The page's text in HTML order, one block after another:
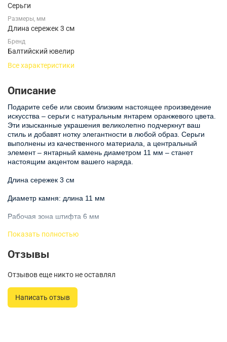
Серьги
Размеры, мм
Длина сережек 3 см
Бренд
Балтийский ювелир
Все характеристики
Описание
Подарите себе или своим близким настоящее произведение
искусства – серьги с натуральным янтарем оранжевого цвета.
Эти изысканные украшения великолепно подчеркнут ваш
стиль и добавят нотку элегантности в любой образ. Серьги
выполнены из качественного материала, а центральный
элемент – янтарный камень диаметром 11 мм – станет
настоящим акцентом вашего наряда.
Длина сережек 3 см
Диаметр камня: длина 11 мм
Рабочая зона штифта 6 мм
Завышение штифта 9 мм
Янтарь, обладающий уникальными свойствами и богатой
красотой. Серьги с янтарем – это не просто аксессуар, это
настоящее украшение, способное поднять настроение и
привлечь восхищенные взгляды окружающих. Натуральные
камни в бижутерии всегда были символом не только красоты,
но и достоинства.
Показать полностью
Отзывы
Отзывов еще никто не оставлял
Написать отзыв